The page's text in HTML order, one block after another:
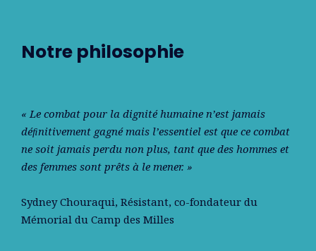
Notre philosophie
« Le combat pour la dignité humaine n’est jamais
déﬁnitivement gagné mais l’essentiel est que ce combat
ne soit jamais perdu non plus, tant que des hommes et
des femmes sont prêts à le mener. »
Sydney Chouraqui, Résistant, co-fondateur du
Mémorial du Camp des Milles